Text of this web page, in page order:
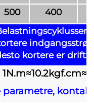
500 400
kortere er